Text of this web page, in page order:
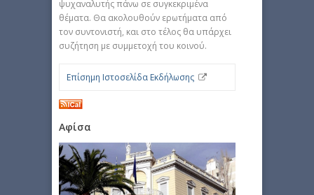
ψυχαναλυτής πάνω σε συγκεκριμένα
θέματα. Θα ακολουθούν ερωτήματα από
τον συντονιστή, και στο τέλος θα υπάρχει
συζήτηση με συμμετοχή του κοινού.
Επίσημη Ιστοσελίδα Εκδήλωσης
Αφίσα